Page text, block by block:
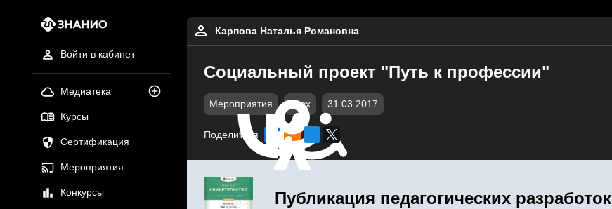
Войти в кабинет
Медиатека
Курсы
Сертификация
Мероприятия
Конкурсы
Карпова Наталья Романовна
Социальный проект "Путь к профессии"
Мероприятия docx 31.03.2017
Поделиться
Публикация педагогических разработок